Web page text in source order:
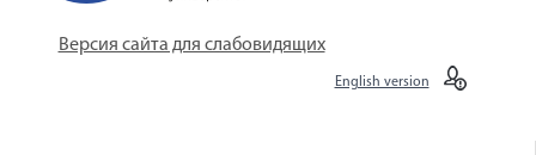
Версия сайта для слабовидящих
English version